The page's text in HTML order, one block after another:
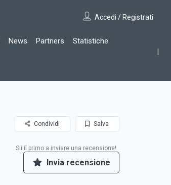
Accedi / Registrati
News Partners Statistiche
Salva
Condividi
Sii il primo a inviare una recensione!
Invia recensione